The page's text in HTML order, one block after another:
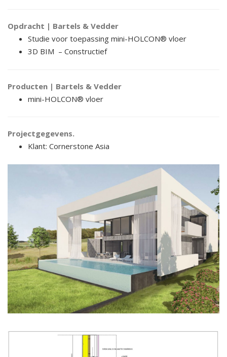
Opdracht | Bartels & Vedder
Studie voor toepassing mini-HOLCON® vloer
3D BIM – Constructief
Producten | Bartels & Vedder
mini-HOLCON® vloer
Projectgegevens.
Klant: Cornerstone Asia